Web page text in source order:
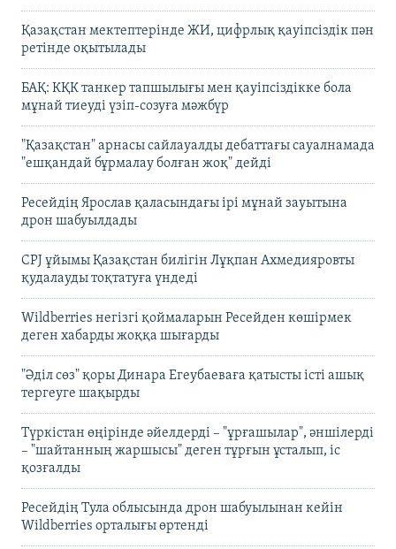
Қазақстан мектептерінде ЖИ, цифрлық қауіпсіздік пән
ретінде оқытылады
БАҚ: КҚК танкер тапшылығы мен қауіпсіздікке бола
мұнай тиеуді үзіп-созуға мәжбүр
"Қазақстан" арнасы сайлауалды дебаттағы сауалнамада
"ешқандай бұрмалау болған жоқ" дейді
Ресейдің Ярослав қаласындағы ірі мұнай зауытына
дрон шабуылдады
CPJ ұйымы Қазақстан билігін Лұқпан Ахмедияровты
қудалауды тоқтатуға үндеді
Wildberries негізгі қоймаларын Ресейден көшірмек
деген хабарды жоққа шығарды
"Әділ сөз" қоры Динара Егеубаеваға қатысты істі ашық
тергеуге шақырды
Түркістан өңірінде әйелдерді – "ұрғашылар", әншілерді
– "шайтанның жаршысы" деген тұрғын ұсталып, іс
қозғалды
Ресейдің Тула облысында дрон шабуылынан кейін
Wildberries орталығы өртенді